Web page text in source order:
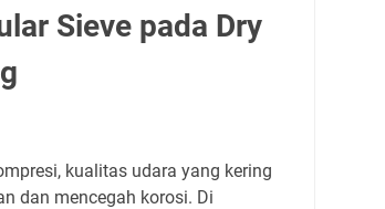
Sieve pada Dry
kualitas udara yang kering
dan mencegah korosi. Di